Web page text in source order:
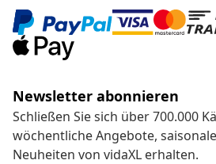
Newsletter abonnieren
Schließen Sie sich über 700.000
wöchentliche Angebote,
Neuheiten von vidaXL erhalten.